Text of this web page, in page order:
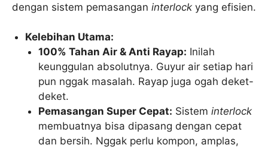
dengan sistem pemasangan interlock yang efisien.
Kelebihan Utama:
100% Tahan Air & Anti Rayap: Inilah
keunggulan absolutnya. Guyur air setiap hari
pun nggak masalah. Rayap juga ogah deket-
deket.
Pemasangan Super Cepat: Sisteminterlock
membuatnya bisa dipasang dengan cepat
dan bersih. Nggak perlu kompon, amplas,